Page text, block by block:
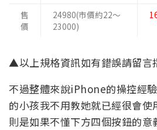
售
價
24980(市價約22～
23000)
▲以上規格資訊如有錯誤請留言
不過整體來說iPhone的操控經
的小孩我不用教她就已經很會
則是如果不懂下方四個按鈕的